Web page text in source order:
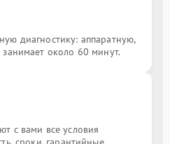
диагностику: аппаратную,
около 60 минут.
с вами все условия